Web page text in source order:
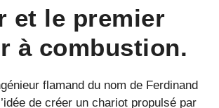
et le premier
à combustion.
flamand du nom de Ferdinand
de créer un chariot propulsé par